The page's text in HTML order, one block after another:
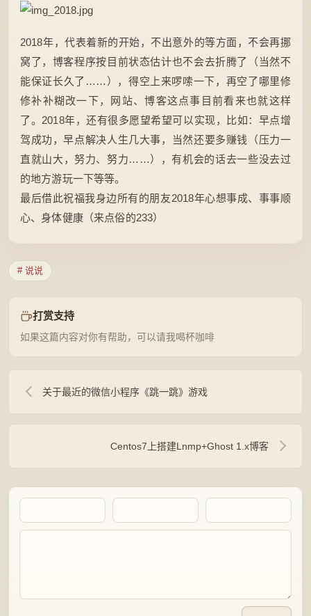
2018年，代表着新的开始，不出意外的等方面，不会再挪
窝了，博客程序按目前状态估计也不会去折腾了（当然不
能保证长久了……），得空上来啰嗦一下，再空了哪里修
修补补糊改一下，网站、博客这点事目前看来也就这样
了。2018年，还有很多愿望希望可以实现，比如：早点增
驾成功，早点解决人生几大事，当然还要多赚钱（压力一
直就山大，努力、努力……），有机会的话去一些没去过
的地方游玩一下等等。
最后借此祝福我身边所有的朋友2018年心想事成、事事顺
心、身体健康（来点俗的233）
# 说说
打赏支持
如果这篇内容对你有帮助，可以请我喝杯咖啡
关于最近的微信小程序《跳一跳》游戏
Centos7上搭建Lnmp+Ghost 1.x博客